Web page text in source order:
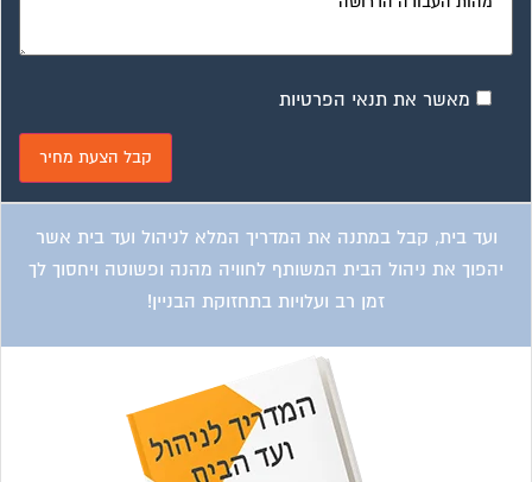
מאשר את תנאי הפרטיות
ועד בית, קבל במתנה את המדריך המלא לניהול ועד בית אשר
יהפוך את ניהול הבית המשותף לחוויה מהנה ופשוטה ויחסוך לך
זמן רב ועלויות בתחזוקת הבניין!